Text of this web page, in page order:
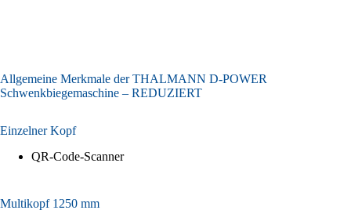
Allgemeine Merkmale der THALMANN D-POWER
Schwenkbiegemaschine – REDUZIERT
Einzelner Kopf
QR-Code-Scanner
Multikopf 1250 mm